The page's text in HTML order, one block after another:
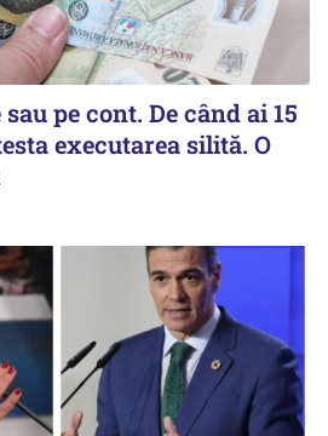
pe cont. De când ai 15
executarea silită. O